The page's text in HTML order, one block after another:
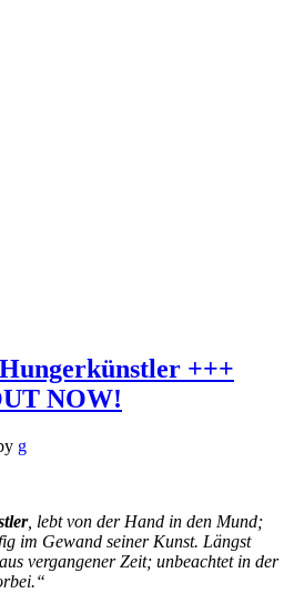
+++
NOW!
g
, lebt von der Hand in den Mund;
im Gewand seiner Kunst. Längst
vergangener Zeit; unbeachtet in der